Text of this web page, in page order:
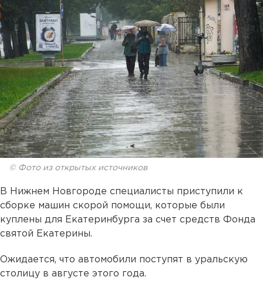
© Фото из открытых источников
В Нижнем Новгороде специалисты приступили к
сборке машин скорой помощи, которые были
куплены для Екатеринбурга за счет средств Фонда
святой Екатерины.
Ожидается, что автомобили поступят в уральскую
столицу в августе этого года.